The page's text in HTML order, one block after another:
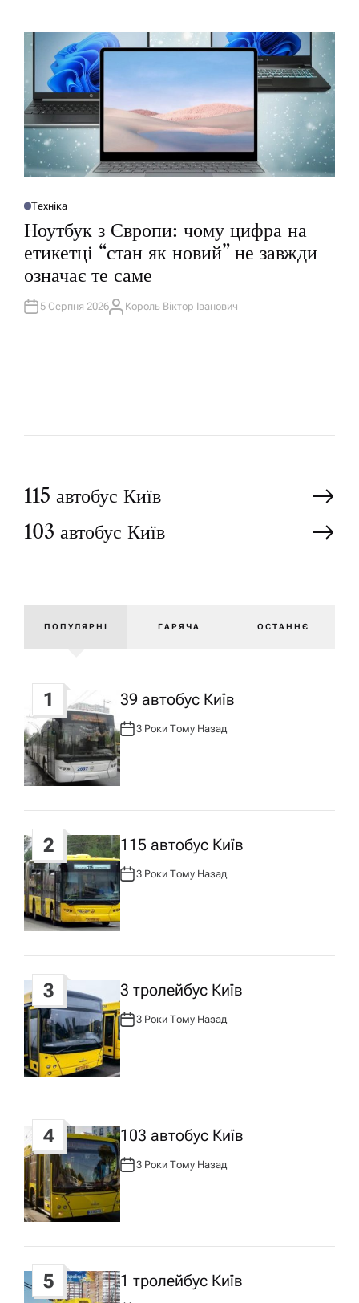
О
Б
Л
І
К
У
А
Т
Техніка
Ноутбук з Європи: чому цифра на
етикетці “стан як новий” не завжди
означає те саме
5 Серпня 2026А
Король Віктор Іванович
Н
а
а
ц
і
я
з
а
п
и
с
у
115 автобус Київ
103 автобус Київ
ПОПУЛЯРНІ ГАРЯЧА ОСТАННЄ
1 39 автобус Київ
А
В
Т
О
Р
:
3 Роки Тому Назад
2 115 автобус Київ
А
Т
О
Р
:
3 Роки Тому Назад
3 3 тролейбус Київ
А
В
Т
О
Р
:
3 Роки Тому Назад
4 103 автобус Київ
А
В
Т
О
Р
:
3 Роки Тому Назад
5 1 тролейбус Київ